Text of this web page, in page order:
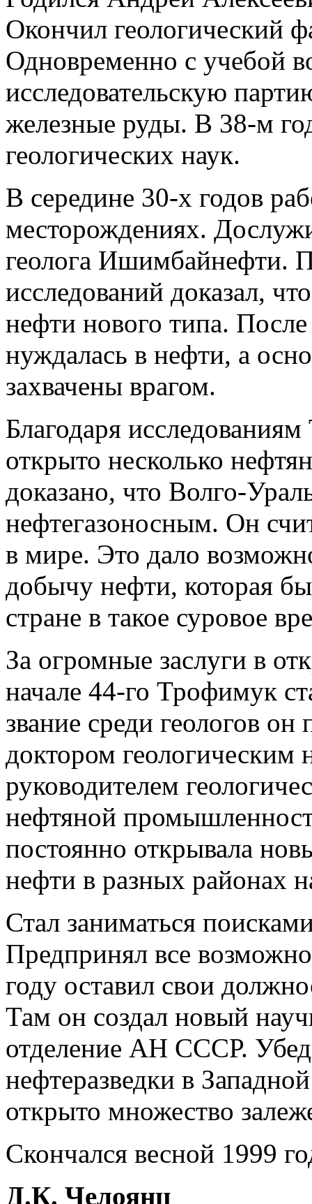
Окончил геологический
Одновременно с учебой
исследовательскую
железные руды. В 38-м
геологических наук.
В середине 30-х годов
месторождениях.
геолога Ишимбайнефти.
исследований доказал,
нефти нового типа.
нуждалась в нефти, а
захвачены врагом.
Благодаря
открыто несколько
доказано, что Волго-
нефтегазоносным. Он
в мире. Это дало
добычу нефти, которая
стране в такое суровое
За огромные заслуги в
начале 44-го Трофимук
звание среди геологов
доктором геологическим
руководителем
нефтяной
постоянно открывала
нефти в разных районах
Стал заниматься
Предпринял все
году оставил свои
Там он создал новый
отделение АН СССР.
нефтеразведки в
открыто множество
Скончался весной 1999
Д.К. Челоянц